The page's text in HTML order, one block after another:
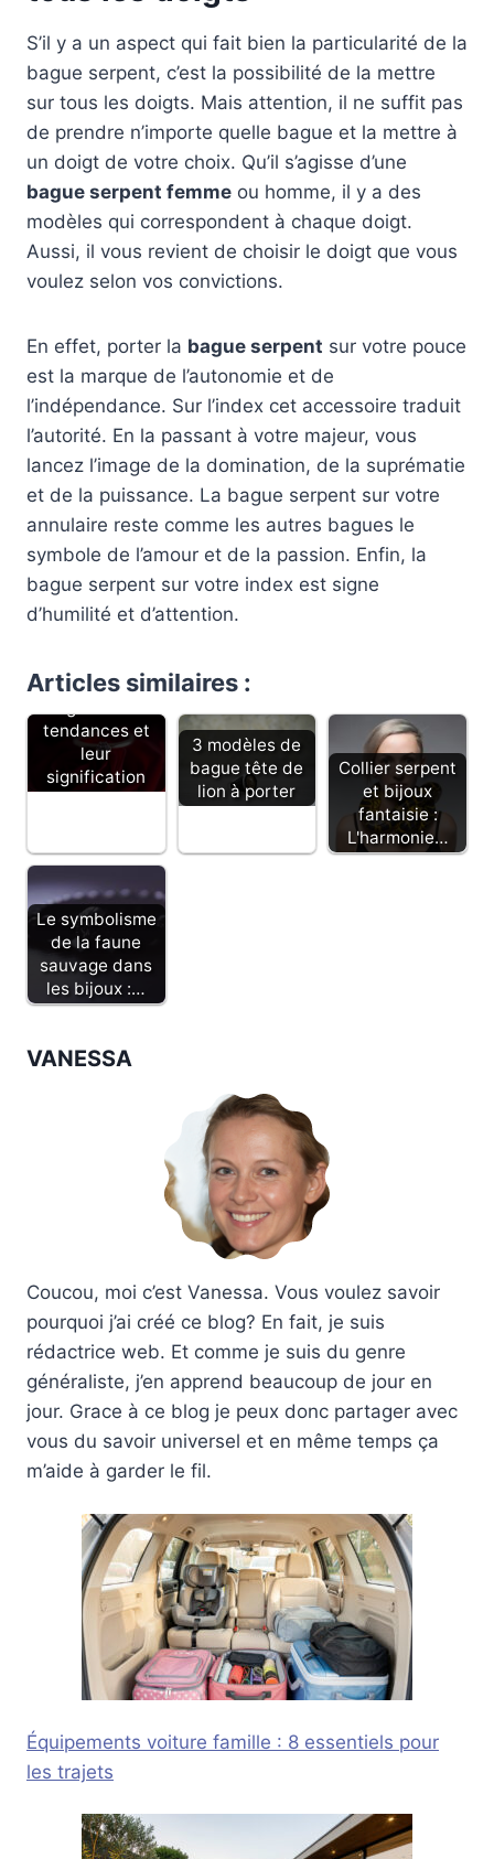
S’il y a un aspect qui fait bien la particularité de la
bague serpent, c’est la possibilité de la mettre
sur tous les doigts. Mais attention, il ne suffit pas
de prendre n’importe quelle bague et la mettre à
un doigt de votre choix. Qu’il s’agisse d’une
bague serpent femme ou homme, il y a des
modèles qui correspondent à chaque doigt.
Aussi, il vous revient de choisir le doigt que vous
voulez selon vos convictions.
En effet, porter la bague serpent sur votre pouce
est la marque de l’autonomie et de
l’indépendance. Sur l’index cet accessoire traduit
l’autorité. En la passant à votre majeur, vous
lancez l’image de la domination, de la suprématie
et de la puissance. La bague serpent sur votre
annulaire reste comme les autres bagues le
symbole de l’amour et de la passion. Enfin, la
bague serpent sur votre index est signe
d’humilité et d’attention.
Articles similaires :
Top 4 des
tendances et
leur
signification
3 modèles de
bague tête de
lion à porter
Collier serpent
et bijoux
fantaisie :
L'harmonie…
Le symbolisme
de la faune
sauvage dans
les bijoux :…
VANESSA
Coucou, moi c’est Vanessa. Vous voulez savoir
pourquoi j’ai créé ce blog? En fait, je suis
rédactrice web. Et comme je suis du genre
généraliste, j’en apprend beaucoup de jour en
jour. Grace à ce blog je peux donc partager avec
vous du savoir universel et en même temps ça
m’aide à garder le fil.
Équipements voiture famille : 8 essentiels pour
les trajets